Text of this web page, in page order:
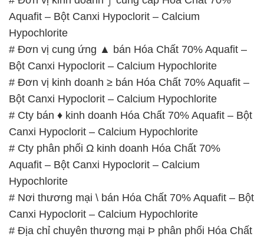
Aquafit – Bột Canxi Hypoclorit – Calcium
Hypochlorite
# Đơn vị cung ứng ▲ bán Hóa Chất 70% Aquafit –
Bột Canxi Hypoclorit – Calcium Hypochlorite
# Đơn vị kinh doanh ≥ bán Hóa Chất 70% Aquafit –
Bột Canxi Hypoclorit – Calcium Hypochlorite
# Cty bán ♦ kinh doanh Hóa Chất 70% Aquafit – Bột
Canxi Hypoclorit – Calcium Hypochlorite
# Cty phân phối Ω kinh doanh Hóa Chất 70%
Aquafit – Bột Canxi Hypoclorit – Calcium
Hypochlorite
# Nơi thương mại \ bán Hóa Chất 70% Aquafit – Bột
Canxi Hypoclorit – Calcium Hypochlorite
# Địa chỉ chuyên thương mại Þ phân phối Hóa Chất